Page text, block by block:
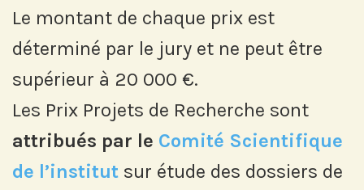
Le montant de chaque prix est
déterminé par le jury et ne peut être
supérieur à 20 000 €.
Les Prix Projets de Recherche sont
attribués par le Comité Scientifique
de l’institut sur étude des dossiers de